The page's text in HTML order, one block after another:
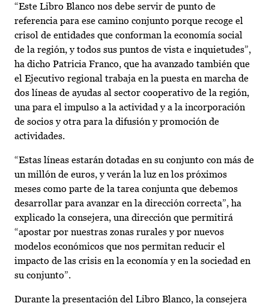
“Este Libro Blanco nos debe servir de punto de
referencia para ese camino conjunto porque recoge el
crisol de entidades que conforman la economía social
de la región, y todos sus puntos de vista e inquietudes”,
ha dicho Patricia Franco, que ha avanzado también que
el Ejecutivo regional trabaja en la puesta en marcha de
dos líneas de ayudas al sector cooperativo de la región,
una para el impulso a la actividad y a la incorporación
de socios y otra para la difusión y promoción de
actividades.
“Estas líneas estarán dotadas en su conjunto con más de
un millón de euros, y verán la luz en los próximos
meses como parte de la tarea conjunta que debemos
desarrollar para avanzar en la dirección correcta”, ha
explicado la consejera, una dirección que permitirá
“apostar por nuestras zonas rurales y por nuevos
modelos económicos que nos permitan reducir el
impacto de las crisis en la economía y en la sociedad en
su conjunto”.
Durante la presentación del Libro Blanco, la consejera